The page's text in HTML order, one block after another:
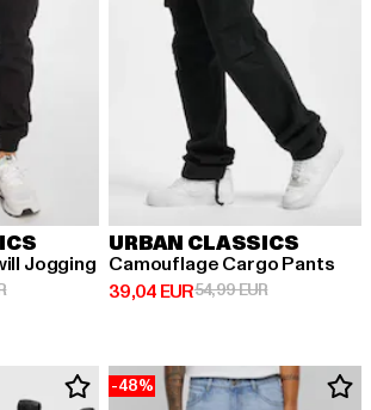
Jogging
EUR
Aktionspreis: 59,99 EUR
URBAN CLASSICS
Camouflage Cargo Pants
39,04 EUR
Derzeitiger Preis: 39,04 EUR
54,99 EURAktionspreis:
-48%